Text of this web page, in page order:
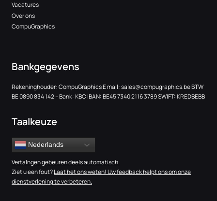
Vacatures
Over ons
CompuGraphics
Bankgegevens
Rekeninghouder: CompuGraphics E mail:sales@compugraphics.beBTW
BE 0890 834 142 – Bank: KBC IBAN: BE45 7340 2116 3789 SWIFT: KREDBEBB
Taalkeuze
Nederlands
Vertalngen gebeuren deels automatisch.
Ziet u een fout?Laat het ons weten! Uw feedback helpt ons om onze
dienstverlening te verbeteren.